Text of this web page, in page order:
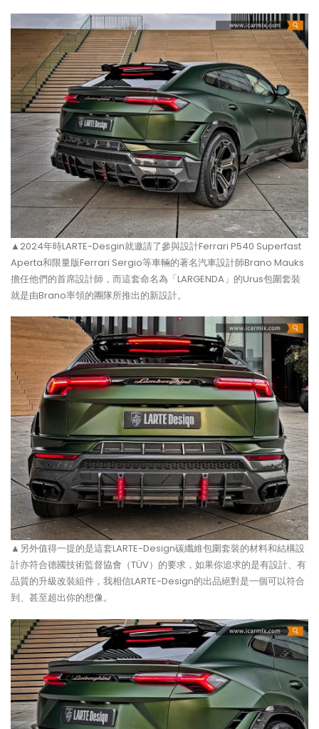
▲2024年時LARTE-Desgin就邀請了參與設計Ferrari P540 Superfast
Aperta和限量版Ferrari Sergio等車輛的著名汽車設計師Brano Mauks
擔任他們的首席設計師，而這套命名為「LARGENDA」的Urus包圍套裝
就是由Brano率領的團隊所推出的新設計。
▲另外值得一提的是這套LARTE-Design碳纖維包圍套裝的材料和結構設
計亦符合德國技術監督協會（TÜV）的要求，如果你追求的是有設計、有
品質的升級改裝組件，我相信LARTE-Design的出品絕對是一個可以符合
到、甚至超出你的想像。